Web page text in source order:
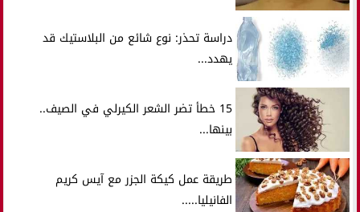
دراسة تحذر: نوع شائع من البلاستيك قد
يهدد...
15 خطأ تضر الشعر الكيرلي في الصيف..
بينها...
طريقة عمل كيكة الجزر مع آيس كريم
الفانيليا.....